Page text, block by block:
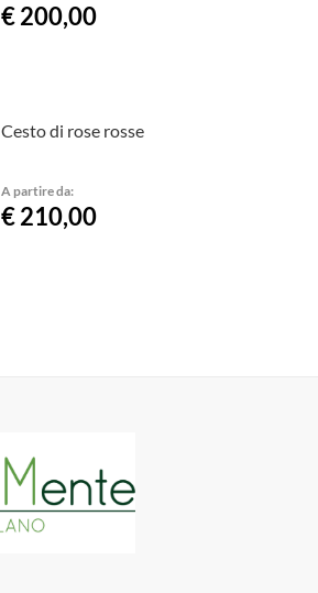
€ 200,00
Cesto di rose rosse
A partire da:
€ 210,00